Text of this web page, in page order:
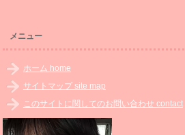
メニュー
ホーム home
サイトマップ site map
このサイトに関してのお問い合わせ contact